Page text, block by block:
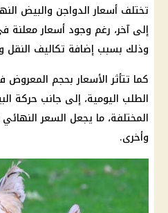
تختلف أسعارالدواجن والبيض
إلى آخر، رغم وجود أسعار معلنة
وذلك بسبب إضافة تكاليف النقل
كما تتأثر الأسعار بحجم
الطلب اليومية، إلى جانب حركة
المختلفة، ما يجعل السعر
وأخرى.